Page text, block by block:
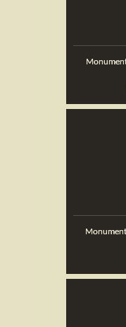
Monumentul funerar al lui Gheorghe
Monumentul funerar al lui Dr. Andrei